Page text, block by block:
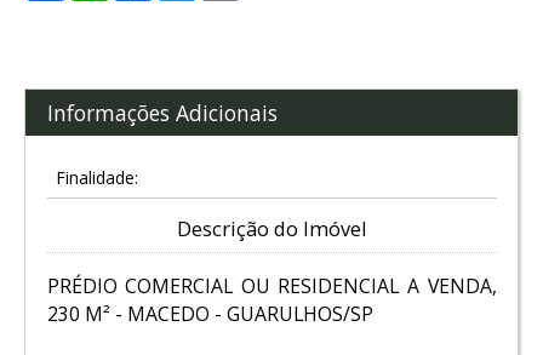
Informações Adicionais
Finalidade:
Descrição do Imóvel
PRÉDIO COMERCIAL OU RESIDENCIAL A VENDA,
230 M² - MACEDO - GUARULHOS/SP